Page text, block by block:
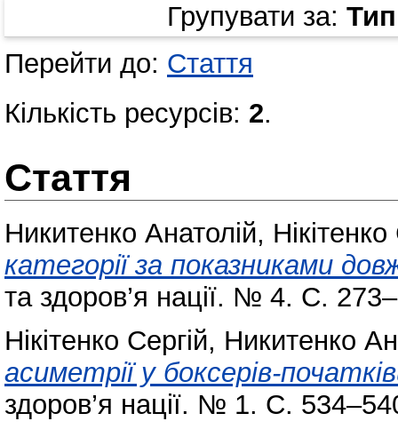
Групувати за:
Перейти до: Стаття
Кількість ресурсів: 2.
Стаття
Никитенко Анатолій,
категорії за показниками
та здоров’я нації. № 4. С.
Нікітенко Сергій, Никитенко
асиметрії у боксерів-
здоров’я нації. № 1. С.